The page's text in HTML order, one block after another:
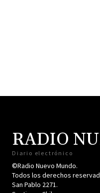
RADIO
Diario electrónico
©Radio Nuevo Mundo.
Todos los derechos
San Pablo 2271.